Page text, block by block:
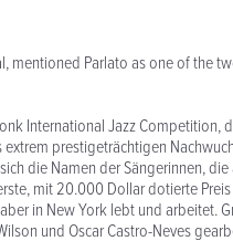
mentioned Parlato as one of the
International Jazz Competition,
prestigeträchtigen
die Namen der Sängerinnen,
mit 20.000 Dollar dotierte
in New York lebt und arbeitet.
und Oscar Castro-Neves